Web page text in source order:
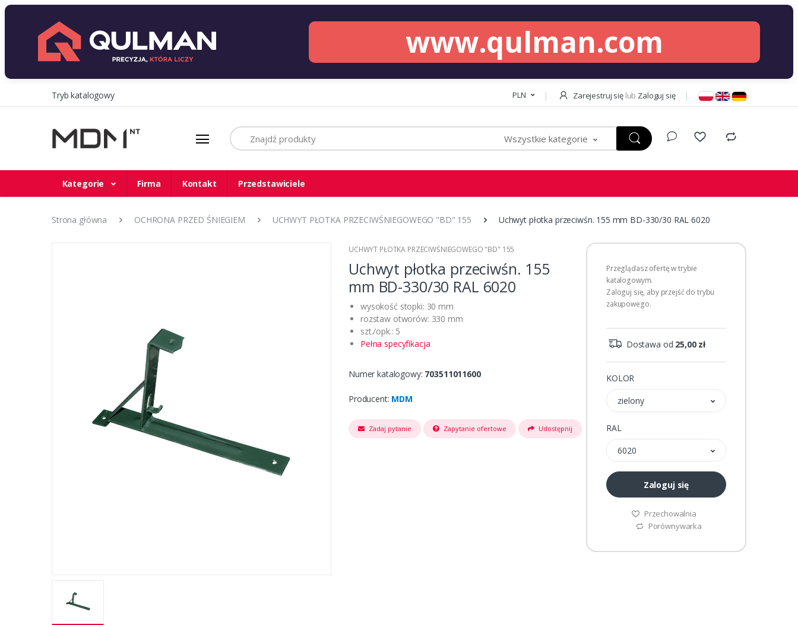
www.qulman.com
Tryb katalogowy PLN Zarejestruj się lub Zaloguj się
Szukaj
Wszystkie kategorie
Kategorie Firma Kontakt Przedstawiciele
Strona główna OCHRONA PRZED ŚNIEGIEM UCHWYT PŁOTKA PRZECIWŚNIEGOWEGO "BD" 155 Uchwyt płotka przeciwśn. 155 mm BD-330/30 RAL 6020
UCHWYT PŁOTKA PRZECIWŚNIEGOWEGO "BD" 155
Uchwyt płotka przeciwśn. 155
mm BD-330/30 RAL 6020
wysokość stopki: 30 mm
rozstaw otworów: 330 mm
szt./opk.: 5
Pełna specyfikacja
Numer katalogowy: 703511011600
Producent: MDM
Zadaj pytanie Zapytanie ofertowe Udostępnij
Przeglądasz ofertę w trybie
katalogowym.
Zaloguj się, aby przejść do trybu
zakupowego.
Dostawa od 25,00 zł
KOLOR
zielony
RAL
6020
Zaloguj się
Przechowalnia
Porównywarka